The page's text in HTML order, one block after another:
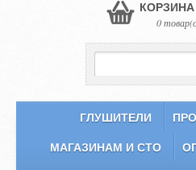
0
ГЛУШИТЕЛИ
МАГАЗИНАМ И СТО